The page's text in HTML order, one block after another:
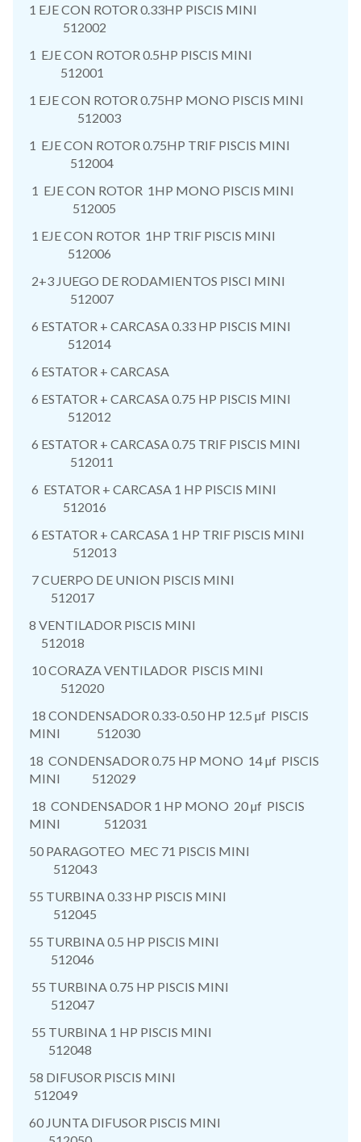
1 EJE CON ROTOR 0.33HP PISCIS MINI
512002
1 EJE CON ROTOR 0.5HP PISCIS MINI
512001
1 EJE CON ROTOR 0.75HP MONO PISCIS MINI
512003
1 EJE CON ROTOR 0.75HP TRIF PISCIS MINI
512004
1 EJE CON ROTOR 1HP MONO PISCIS MINI
512005
1 EJE CON ROTOR 1HP TRIF PISCIS MINI
512006
2+3 JUEGO DE RODAMIENTOS PISCI MINI
512007
6 ESTATOR + CARCASA 0.33 HP PISCIS MINI
512014
6 ESTATOR + CARCASA
6 ESTATOR + CARCASA 0.75 HP PISCIS MINI
512012
6 ESTATOR + CARCASA 0.75 TRIF PISCIS MINI
512011
6 ESTATOR + CARCASA 1 HP PISCIS MINI
512016
6 ESTATOR + CARCASA 1 HP TRIF PISCIS MINI
512013
7 CUERPO DE UNION PISCIS MINI
512017
8 VENTILADOR PISCIS MINI
512018
10 CORAZA VENTILADOR PISCIS MINI
512020
18 CONDENSADOR 0.33-0.50 HP 12.5 µf PISCIS
MINI 512030
18 CONDENSADOR 0.75 HP MONO 14 µf PISCIS
MINI 512029
18 CONDENSADOR 1 HP MONO 20 µf PISCIS
MINI 512031
50 PARAGOTEO MEC 71 PISCIS MINI
512043
55 TURBINA 0.33 HP PISCIS MINI
512045
55 TURBINA 0.5 HP PISCIS MINI
512046
55 TURBINA 0.75 HP PISCIS MINI
512047
55 TURBINA 1 HP PISCIS MINI
512048
58 DIFUSOR PISCIS MINI
512049
60 JUNTA DIFUSOR PISCIS MINI